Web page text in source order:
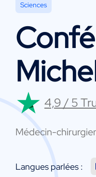
Sciences
4,9 / 5
Médecin-
Langues parlées :